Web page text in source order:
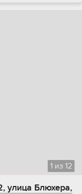
1 из 12
улица Блюхера,